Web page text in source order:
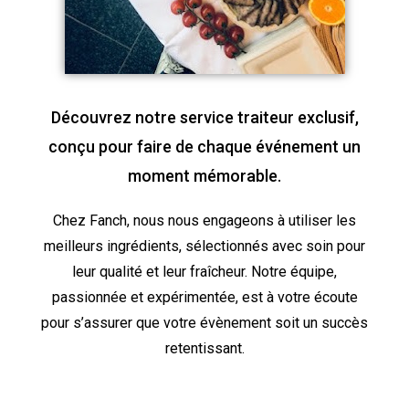
Découvrez notre service traiteur exclusif,
conçu pour faire de chaque événement un
moment mémorable.
Chez Fanch, nous nous engageons à utiliser les
meilleurs ingrédients, sélectionnés avec soin pour
leur qualité et leur fraîcheur. Notre équipe,
passionnée et expérimentée, est à votre écoute
pour s’assurer que votre évènement soit un succès
retentissant.